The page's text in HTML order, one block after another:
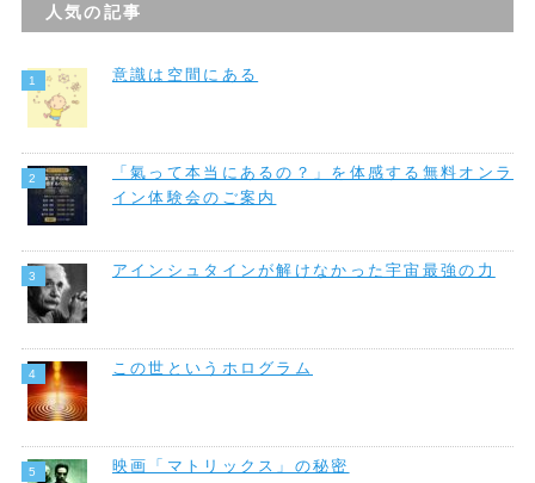
人気の記事
意識は空間にある
「氣って本当にあるの？」を体感する無料オンラ
イン体験会のご案内
アインシュタインが解けなかった宇宙最強の力
この世というホログラム
映画「マトリックス」の秘密